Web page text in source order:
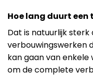
Hoe lang duurt
Dat is natuurlijk sterk
verbouwingswerken
kan gaan van
om de complete